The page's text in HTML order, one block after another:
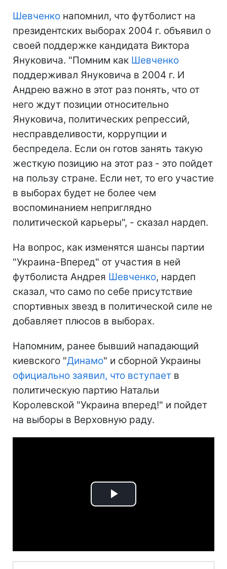
Шевченко напомнил, что футболист на
президентских выборах 2004 г. объявил о
своей поддержке кандидата Виктора
Януковича. "Помним как Шевченко
поддерживал Януковича в 2004 г. И
Андрею важно в этот раз понять, что от
него ждут позиции относительно
Януковича, политических репрессий,
несправделивости, коррупции и
беспредела. Если он готов занять такую ​​
жесткую позицию на этот раз - это пойдет
на пользу стране. Если нет, то его участие
в выборах будет не более чем
воспоминанием неприглядно
политической карьеры", - сказал нардеп.
На вопрос, как изменятся шансы партии
"Украина-Вперед" от участия в ней
футболиста Андрея Шевченко, нардеп
сказал, что само по себе присутствие
спортивных звезд в политической силе не
добавляет плюсов в выборах.
Напомним, ранее бывший нападающий
киевского "Динамо" и сборной Украины
официально заявил, что вступает в
политическую партию Натальи
Королевской "Украина вперед!" и пойдет
на выборы в Верховную раду.
Play